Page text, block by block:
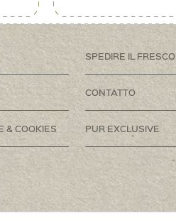
SPEDIRE IL FRESCO
CONTATTO
& COOKIES PUR EXCLUSIVE